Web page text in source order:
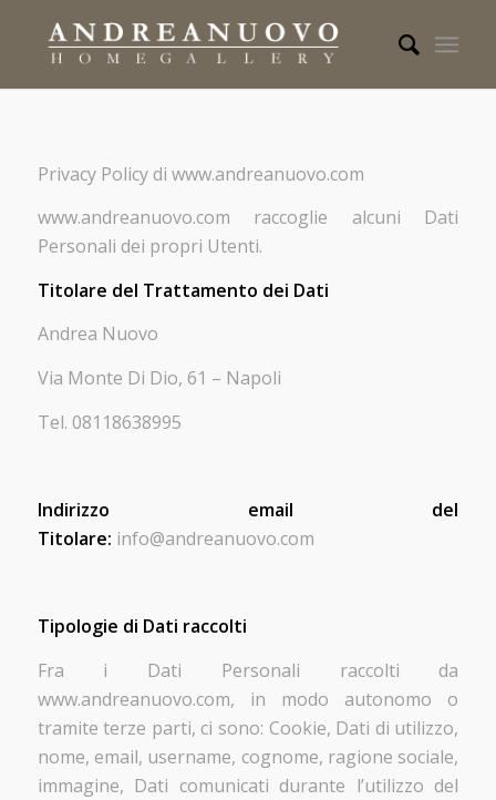
Privacy Policy di www.andreanuovo.com
www.andreanuovo.com raccoglie alcuni Dati
Personali dei propri Utenti.
Titolare del Trattamento dei Dati
Andrea Nuovo
Via Monte Di Dio, 61 – Napoli
Tel. 08118638995
Indirizzo email del
Titolare: info@andreanuovo.com
Tipologie di Dati raccolti
Fra i Dati Personali raccolti da
www.andreanuovo.com, in modo autonomo o
tramite terze parti, ci sono: Cookie, Dati di utilizzo,
nome, email, username, cognome, ragione sociale,
immagine, Dati comunicati durante l’utilizzo del